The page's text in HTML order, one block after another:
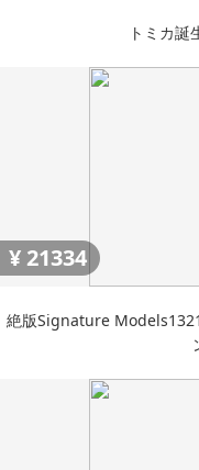
トミカ
¥ 21334
絶版Signature